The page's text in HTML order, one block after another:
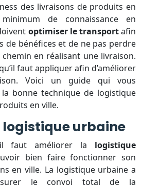
des livraisons de produits en
de connaissance en
optimiser le transportafin
de bénéfices et de ne pas perdre
en réalisant une livraison.
faut appliquer afin d’améliorer
Voici un guide qui vous
bonne technique de logistique
en ville.
urbaine
il faut améliorer la logistique
bien faire fonctionner son
en ville. La logistique urbaine a
le convoi total de la